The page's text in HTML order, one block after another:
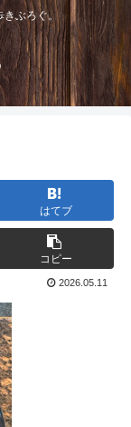
きぶろぐ。
はてブ
コピー
2026.05.11